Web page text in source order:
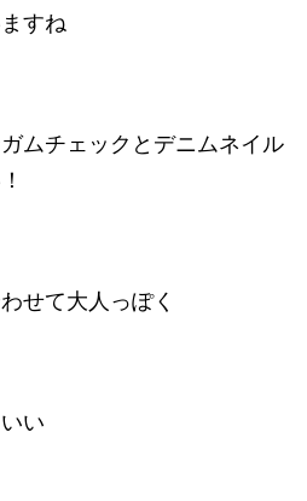
すね
ムチェックとデニムネイル
せて大人っぽく
い